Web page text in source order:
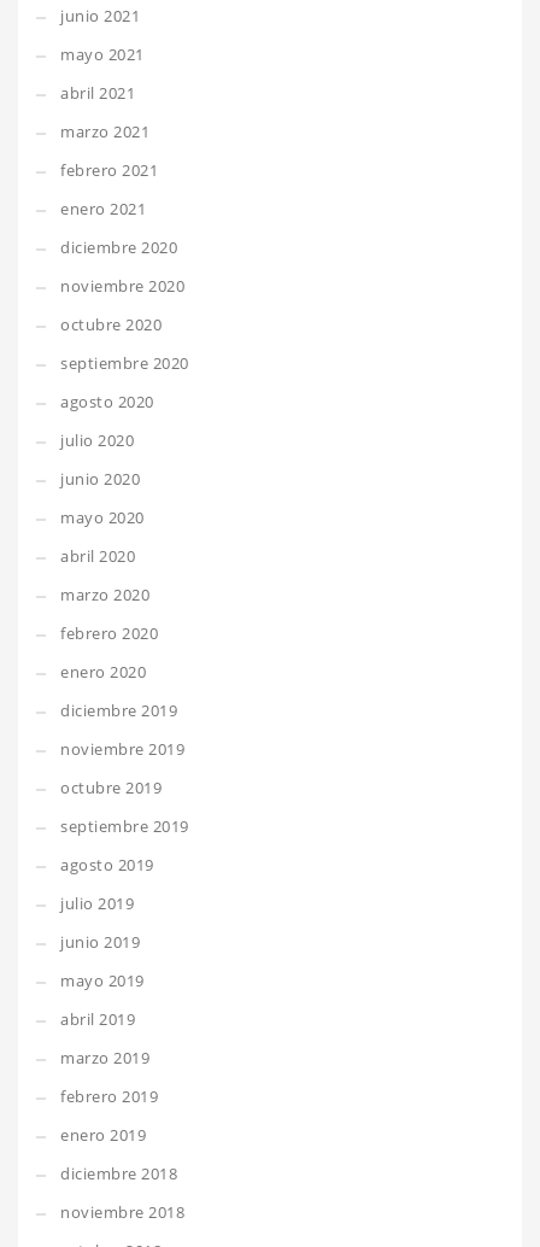
junio 2021
mayo 2021
abril 2021
marzo 2021
febrero 2021
enero 2021
diciembre 2020
noviembre 2020
octubre 2020
septiembre 2020
agosto 2020
julio 2020
junio 2020
mayo 2020
abril 2020
marzo 2020
febrero 2020
enero 2020
diciembre 2019
noviembre 2019
octubre 2019
septiembre 2019
agosto 2019
julio 2019
junio 2019
mayo 2019
abril 2019
marzo 2019
febrero 2019
enero 2019
diciembre 2018
noviembre 2018